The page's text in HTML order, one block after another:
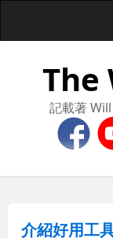
The
記載著
介紹好用工